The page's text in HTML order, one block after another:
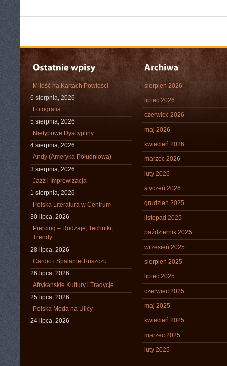
Miłość na Kartach Powieści
6 sierpnia, 2026
Fotografia
5 sierpnia, 2026
Nietypowe Dyscypliny
4 sierpnia, 2026
Andy (Ameryka Południowa)
3 sierpnia, 2026
Jazz i Improwizacja
1 sierpnia, 2026
Polska Literatura w Centrum
30 lipca, 2026
Piercing – Rodzaje, Techniki,
Trendy
28 lipca, 2026
Cardio i Spalanie Tłuszczu
26 lipca, 2026
Afrykańskie Kultury i Tradycje
25 lipca, 2026
Polska Moda na Ulicy
24 lipca, 2026
sierpień 2026
lipiec 2026
czerwiec 2026
maj 2026
kwiecień 2026
marzec 2026
luty 2026
styczeń 2026
grudzień 2025
listopad 2025
październik 2025
wrzesień 2025
sierpień 2025
lipiec 2025
czerwiec 2025
maj 2025
kwiecień 2025
marzec 2025
luty 2025